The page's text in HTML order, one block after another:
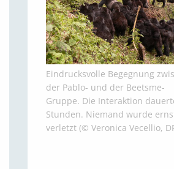
Eindrucksvolle Begegnung
der Pablo- und der Beetsme-
Gruppe. Die Interaktion
Stunden. Niemand wurde
verletzt (© Veronica Vecellio,